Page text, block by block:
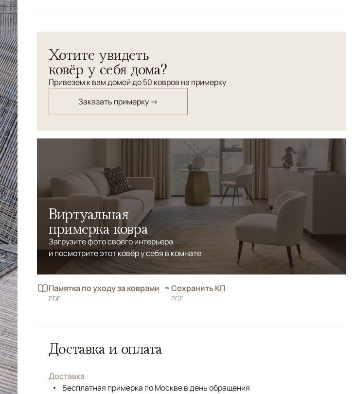
практически в любом интерьере, будь он в стилистике американского ар-деко или
минимализма.
Хотите увидеть
ковёр у себя дома?
Привезем к вам домой до 50 ковров на примерку
Заказать примерку →
Виртуальная
примерка ковра
Загрузите фото своего интерьера
и посмотрите этот ковёр у себя в комнате
Памятка по уходу за коврами
PDF
Сохранить КП
PDF
Доставка и оплата
Доставка
Бесплатная примерка по Москве в день обращения